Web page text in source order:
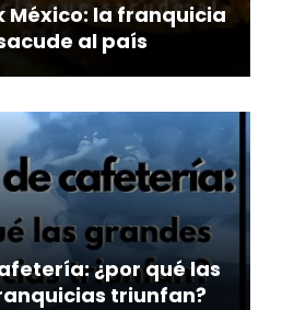
México: la franquicia
al país
¿por qué las
triunfan?